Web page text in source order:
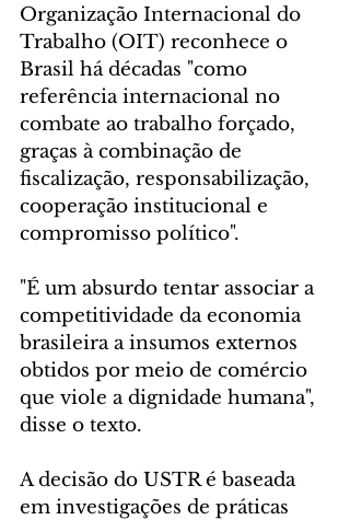
Organização Internacional do
Trabalho (OIT) reconhece o
Brasil há décadas "como
referência internacional no
combate ao trabalho forçado,
graças à combinação de
fiscalização, responsabilização,
cooperação institucional e
compromisso político".
"É um absurdo tentar associar a
competitividade da economia
brasileira a insumos externos
obtidos por meio de comércio
que viole a dignidade humana",
disse o texto.
A decisão do USTR é baseada
em investigações de práticas